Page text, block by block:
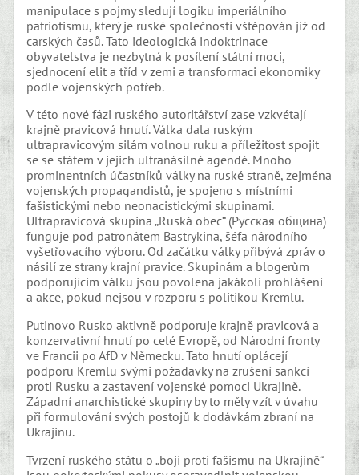
manipulace s pojmy sledují logiku imperiálního
patriotismu, který je ruské společnosti vštěpován již od
carských časů. Tato ideologická indoktrinace
obyvatelstva je nezbytná k posílení státní moci,
sjednocení elit a tříd v zemi a transformaci ekonomiky
podle vojenských potřeb.
V této nové fázi ruského autoritářství zase vzkvétají
krajně pravicová hnutí. Válka dala ruským
ultrapravicovým silám volnou ruku a příležitost spojit
se se státem v jejich ultranásilné agendě. Mnoho
prominentních účastníků války na ruské straně, zejména
vojenských propagandistů, je spojeno s místními
fašistickými nebo neonacistickými skupinami.
Ultrapravicová skupina „Ruská obec“ (Русская община)
funguje pod patronátem Bastrykina, šéfa národního
vyšetřovacího výboru. Od začátku války přibývá zpráv o
násilí ze strany krajní pravice. Skupinám a blogerům
podporujícím válku jsou povolena jakákoli prohlášení
a akce, pokud nejsou v rozporu s politikou Kremlu.
Putinovo Rusko aktivně podporuje krajně pravicová a
konzervativní hnutí po celé Evropě, od Národní fronty
ve Francii po AfD v Německu. Tato hnutí oplácejí
podporu Kremlu svými požadavky na zrušení sankcí
proti Rusku a zastavení vojenské pomoci Ukrajině.
Západní anarchistické skupiny by to měly vzít v úvahu
při formulování svých postojů k dodávkám zbraní na
Ukrajinu.
Tvrzení ruského státu o „boji proti fašismu na Ukrajině“